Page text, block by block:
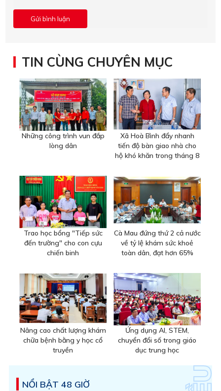
TIN CÙNG CHUYÊN MỤC
Những công trình vun đắp
lòng dân
Xã Hoà Bình đẩy nhanh
tiến độ bàn giao nhà cho
hộ khó khăn trong tháng 8
Trao học bổng "Tiếp sức
đến trường" cho con cựu
chiến binh
Cà Mau đứng thứ 2 cả nước
về tỷ lệ khám sức khoẻ
toàn dân, đạt hơn 65%
Nâng cao chất lượng khám
chữa bệnh bằng y học cổ
truyền
Ứng dụng AI, STEM,
chuyển đổi số trong giáo
dục trung học
NỔI BẬT 48 GIỜ